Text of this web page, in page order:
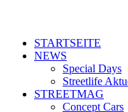
STARTSEITE
NEWS
Special Days
Streetlife
STREETMAG
Concept Cars